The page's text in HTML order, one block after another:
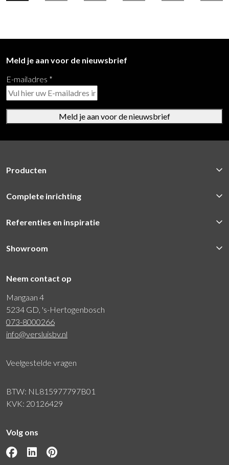
Meld je aan voor de nieuwsbrief
E-mailadres *
Meld je aan voor de nieuwsbrief
Producten
Complete inrichting
Referenties en inspiratie
Showroom
Neem contact op
Mangaan 4
5234 GD, 's-Hertogenbosch
073-8000266
info@versluisbv.nl
Veelgestelde vragen
BTW: NL815977797B01
KVK: 20126429
Volg ons